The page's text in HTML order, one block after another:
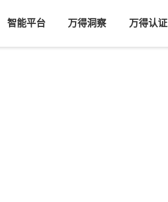
智能平台 万得洞察 万得认证